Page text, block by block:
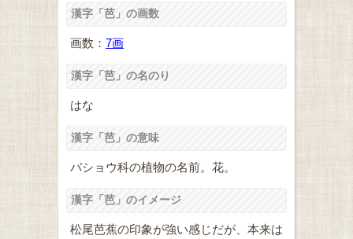
漢字「芭」の画数
画数： 7画
漢字「芭」の名のり
はな
漢字「芭」の意味
バショウ科の植物の名前。花。
漢字「芭」のイメージ
松尾芭蕉の印象が強い感じだが、本来は